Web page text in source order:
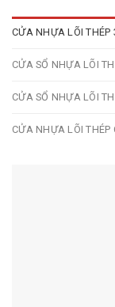
CỬA NHỰA LÕI THÉP
CỬA SỔ NHỰA LÕI
CỬA SỔ NHỰA LÕI
CỬA NHỰA LÕI THÉP